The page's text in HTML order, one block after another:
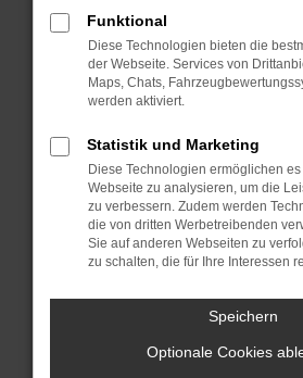
Manche Erweiterungen, wie
können das Laden bestimmter
verhindern. Funktioniert die
anderen Browser oder in
Fenster?
Starte dein Gerät neu.
Das kann manchmal helfen,
Probleme zu beheben.
Stelle sicher, dass dein
Betriebssystem auf dem
sind.
Sicherheitsrisiko, sondern
unterstützt werden.
Funktional
Diese Technologien bieten die
der Webseite. Services von
Maps, Chats,
werden aktiviert.
Statistik und Marketing
Diese Technologien ermöglichen
Webseite zu analysieren, um die
zu verbessern. Zudem werden
die von dritten Werbetreibenden
Sie auf anderen Webseiten zu
zu schalten, die für Ihre Interessen
Speichern
Optionale Cookies